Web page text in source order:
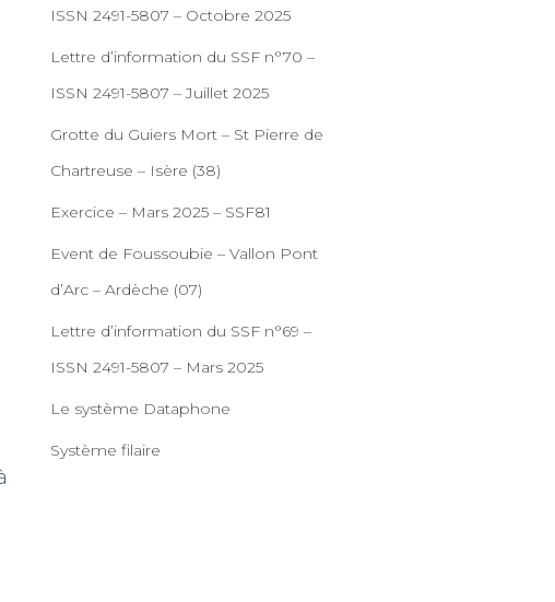
ISSN 2491-5807 – Octobre 2025
Lettre d’information du SSF n°70 –
ISSN 2491-5807 – Juillet 2025
Grotte du Guiers Mort – St Pierre de
Chartreuse – Isère (38)
Exercice – Mars 2025 – SSF81
Event de Foussoubie – Vallon Pont
d’Arc – Ardèche (07)
Lettre d’information du SSF n°69 –
ISSN 2491-5807 – Mars 2025
Le système Dataphone
Système filaire